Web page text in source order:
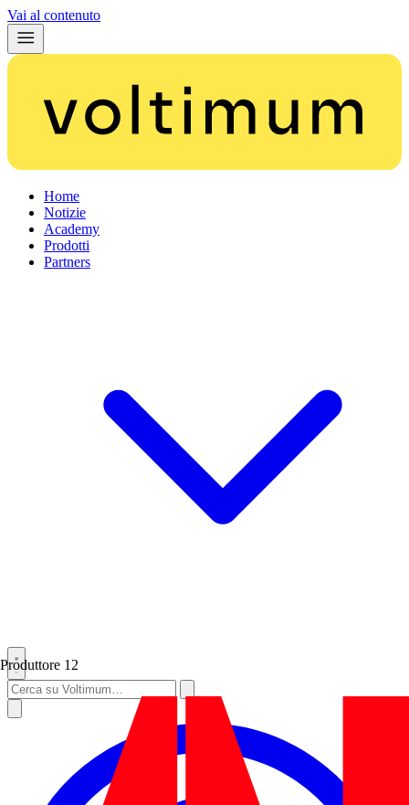
Vai al contenuto
Home
Notizie
Academy
Prodotti
Partners
Produttore 12